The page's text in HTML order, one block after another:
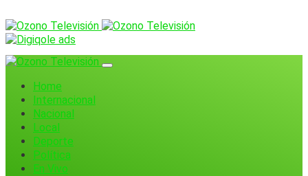
Home
Internacional
Nacional
Local
Deporte
Política
En Vivo